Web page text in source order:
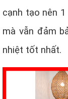
cạnh tạo nên
mà vẫn đảm
nhiệt tốt nhất.